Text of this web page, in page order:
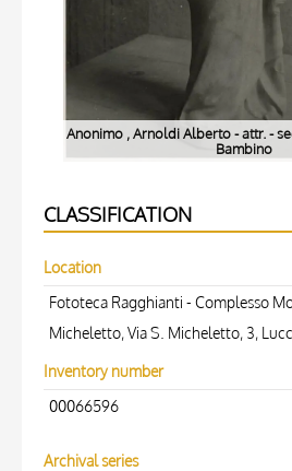
Anonimo , Arnoldi Alberto - attr. -
Bambino
CLASSIFICATION
Location
Fototeca Ragghianti - Complesso
Micheletto, Via S. Micheletto, 3,
Inventory number
00066596
Archival series